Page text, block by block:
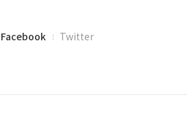
글
페
Facebook Twitter